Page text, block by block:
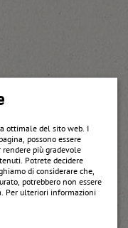
ottimale del sito web. I
possono essere
più gradevole
Potrete decidere
di considerare che,
potrebbero non essere
Per ulteriori informazioni